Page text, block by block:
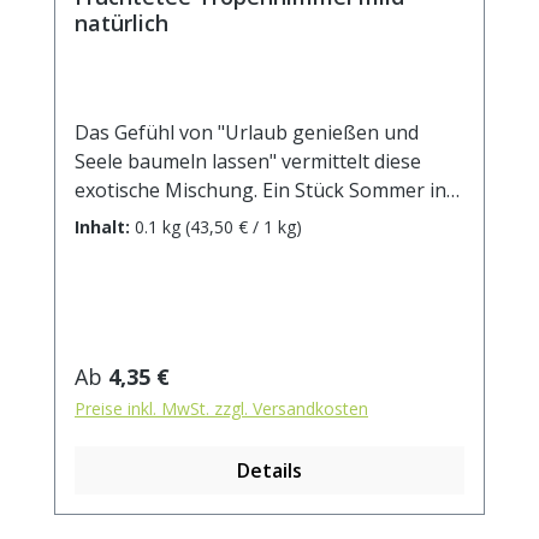
natürlich
Das Gefühl von "Urlaub genießen und
Seele baumeln lassen" vermittelt diese
exotische Mischung. Ein Stück Sommer in
der Tasse lässt uns von paradisesischen
kandierte Papayastücke (Papaya, Zucker),
kandierte Mangostücke (Mango, Zucker),
natürliches Aroma, Mandarinenscheiben,
Sonnenblumenblüten. Zubereitung: ca. 20g
Tee mit 1 l. kochendem Wasser aufgiessen.
Inhalt: 0.1 kg (43,50 € / 1 kg)
Regulärer Preis:
Ab 4,35 €
Preise inkl. MwSt. zzgl. Versandkosten
Details